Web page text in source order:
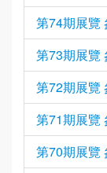
第74期展覽
第73期展覽
第72期展覽
第71期展覽
第70期展覽